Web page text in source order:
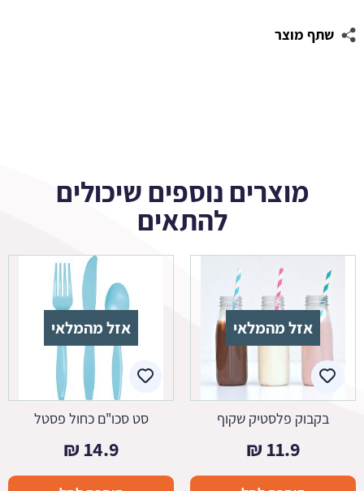
שתף מוצר
מוצרים נוספים שיכולים
להתאים
אזל מהמלאי
בקבוק פלסטיק שקוף
11.9
₪
אזל מהמלאי
סט סכו"ם כחול פסטל
14.9
₪